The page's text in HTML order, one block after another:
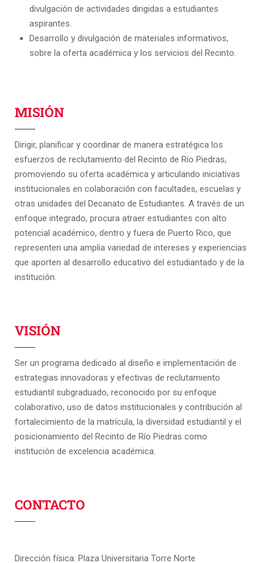
divulgación de actividades dirigidas a estudiantes
aspirantes.
Desarrollo y divulgación de materiales informativos,
sobre la oferta académica y los servicios del Recinto.
MISIÓN
Dirigir, planificar y coordinar de manera estratégica los
esfuerzos de reclutamiento del Recinto de Río Piedras,
promoviendo su oferta académica y articulando iniciativas
institucionales en colaboración con facultades, escuelas y
otras unidades del Decanato de Estudiantes. A través de un
enfoque integrado, procura atraer estudiantes con alto
potencial académico, dentro y fuera de Puerto Rico, que
representen una amplia variedad de intereses y experiencias
que aporten al desarrollo educativo del estudiantado y de la
institución.
VISIÓN
Ser un programa dedicado al diseño e implementación de
estrategias innovadoras y efectivas de reclutamiento
estudiantil subgraduado, reconocido por su enfoque
colaborativo, uso de datos institucionales y contribución al
fortalecimiento de la matrícula, la diversidad estudiantil y el
posicionamiento del Recinto de Río Piedras como
institución de excelencia académica.
CONTACTO
Dirección física: Plaza Universitaria Torre Norte